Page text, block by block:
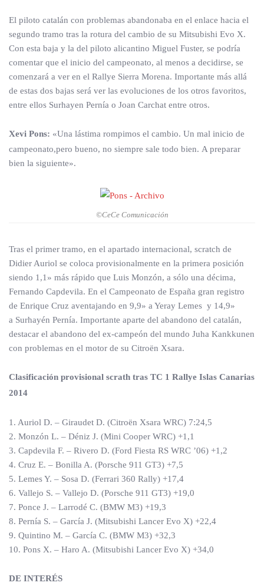
El piloto catalán con problemas abandonaba en el enlace hacia el
segundo tramo tras la rotura del cambio de su Mitsubishi Evo X.
Con esta baja y la del piloto alicantino Miguel Fuster, se podría
comentar que el inicio del campeonato, al menos a decidirse, se
comenzará a ver en el Rallye Sierra Morena. Importante más allá
de estas dos bajas será ver las evoluciones de los otros favoritos,
entre ellos Surhayen Pernía o Joan Carchat entre otros.
Xevi Pons: «Una lástima rompimos el cambio. Un mal inicio de
campeonato,pero bueno, no siempre sale todo bien. A preparar
bien la siguiente».
©CeCe Comunicación
Tras el primer tramo, en el apartado internacional, scratch de
Didier Auriol se coloca provisionalmente en la primera posición
siendo 1,1» más rápido que Luis Monzón, a sólo una décima,
Fernando Capdevila. En el Campeonato de España gran registro
de Enrique Cruz aventajando en 9,9» a Yeray Lemes y 14,9»
a Surhayén Pernía. Importante aparte del abandono del catalán,
destacar el abandono del ex-campeón del mundo Juha Kankkunen
con problemas en el motor de su Citroën Xsara.
Clasificación provisional scrath tras TC 1 Rallye Islas Canarias
2014
1. Auriol D. – Giraudet D. (Citroën Xsara WRC) 7:24,5
2. Monzón L. – Déniz J. (Mini Cooper WRC) +1,1
3. Capdevila F. – Rivero D. (Ford Fiesta RS WRC ’06) +1,2
4. Cruz E. – Bonilla A. (Porsche 911 GT3) +7,5
5. Lemes Y. – Sosa D. (Ferrari 360 Rally) +17,4
6. Vallejo S. – Vallejo D. (Porsche 911 GT3) +19,0
7. Ponce J. – Larrodé C. (BMW M3) +19,3
8. Pernía S. – García J. (Mitsubishi Lancer Evo X) +22,4
9. Quintino M. – García C. (BMW M3) +32,3
10. Pons X. – Haro A. (Mitsubishi Lancer Evo X) +34,0
DE INTERÉS